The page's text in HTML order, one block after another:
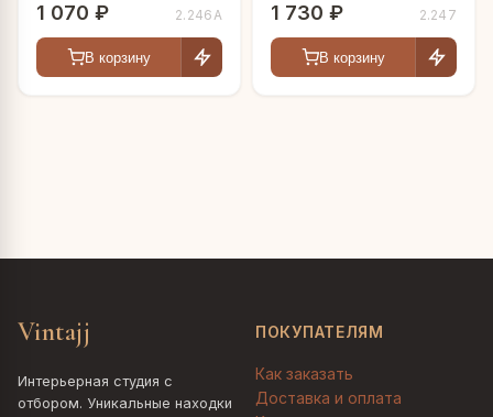
1 070 ₽ 2.246А
В корзину
1 730 ₽ 2.247
В корзину
Vintajj
Интерьерная студия с
отбором. Уникальные находки
ПОКУПАТЕЛЯМ
Как заказать
Доставка и оплата